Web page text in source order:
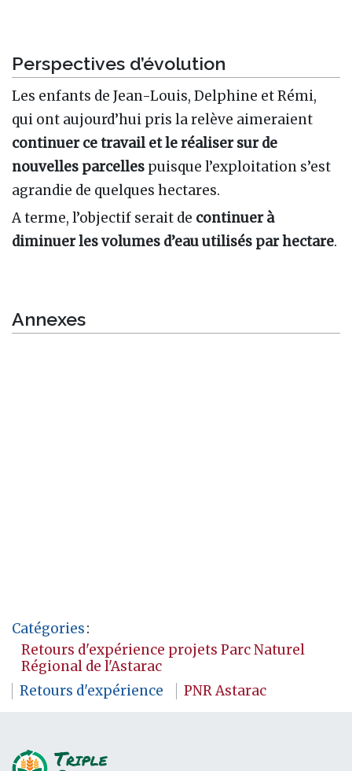
Perspectives d’évolution
Les enfants de Jean-Louis, Delphine et Rémi,
qui ont aujourd’hui pris la relève aimeraient
continuer ce travail et le réaliser sur de
nouvelles parcelles puisque l’exploitation s’est
agrandie de quelques hectares.
A terme, l’objectif serait de continuer à
diminuer les volumes d’eau utilisés par hectare.
Annexes
Catégories:
Retours d'expérience projets Parc Naturel
Régional de l'Astarac
Retours d'expérience
PNR Astarac